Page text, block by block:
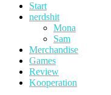
Start
nerdshit
Mona
Sam
Merchandise
Games
Review
Kooperation